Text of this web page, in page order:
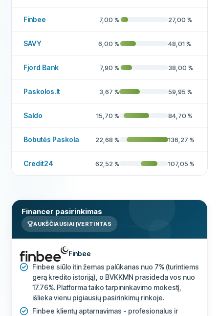
Finbee 7,00 % 27,00 %
SAVY 6,00 % 48,01 %
Fjord Bank 7,90 % 38,00 %
Paskolos.lt 3,67 % 59,95 %
Saldo 15,70 % 84,70 %
Bobutės Paskola 22,68 % 136,27 %
Credit24 62,52 % 107,05 %
Financer pasirinkimas
AUKŠČIAUSIAI ĮVERTINTAS
Finbee
Finbee siūlo itin žemas palūkanas nuo 7% (turintiems
gerą kredito istoriją), o BVKKMN prasideda vos nuo
17.76%. Platforma taiko tarpininkavimo mokestį,
išlieka vienu pigiausių pasirinkimų rinkoje.
Finbee klientų aptarnavimas - profesionalus ir